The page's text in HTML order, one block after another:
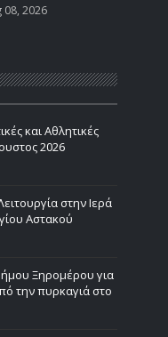
08, 2026
και Αθλητικές
2026
στην Ιερά
Αστακού
Ξηρομέρου για
την πυρκαγιά στο